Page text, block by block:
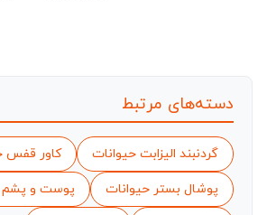
دسته‌های مرتبط
گردنبند الیزابت حیوانات کاور قفس
پوشال بستر حیوانات پوست و پشم